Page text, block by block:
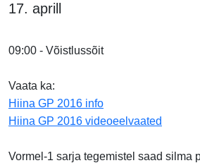
17. aprill
09:00 - Võistlussõit
Vaata ka:
Hiina GP 2016 info
Hiina GP 2016 videoeelvaated
Vormel-1 sarja tegemistel saad silma